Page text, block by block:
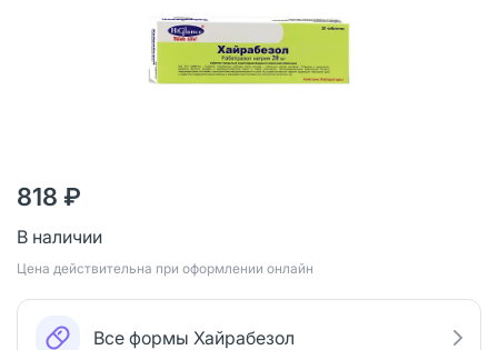
818 ₽
В наличии
Цена действительна при оформлении онлайн
Все формы Хайрабезол